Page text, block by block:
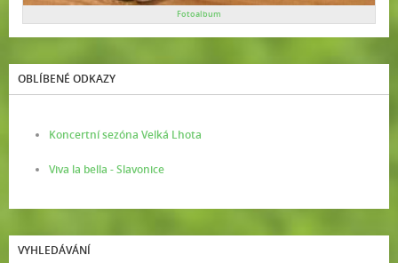
Fotoalbum
OBLÍBENÉ ODKAZY
Koncertní sezóna Velká Lhota
Viva la bella - Slavonice
VYHLEDÁVÁNÍ